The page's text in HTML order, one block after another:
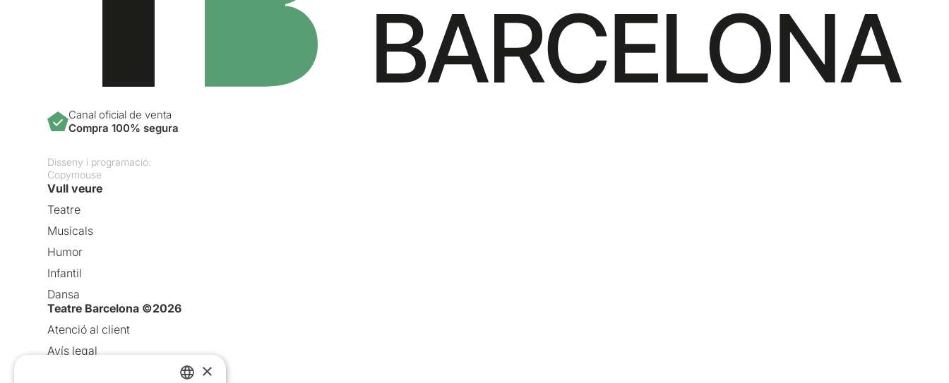
Canal oficial de venta
Compra 100% segura
Disseny i programació:
Copymouse
Vull veure
Teatre
Musicals
Humor
Infantil
Dansa
Teatre Barcelona ©2026
Atenció al client
Avís legal
×